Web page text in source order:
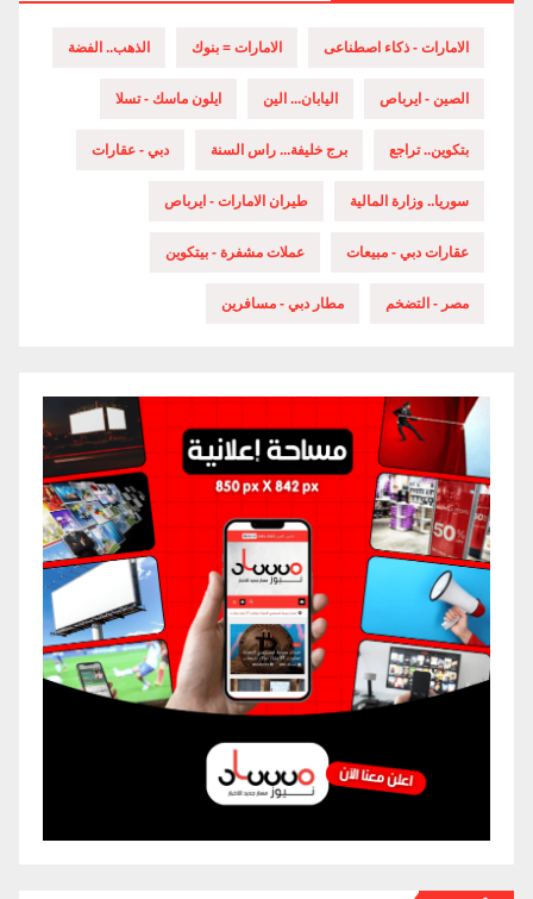
الامارات - ذكاء اصطناعى الامارات = بنوك الذهب.. الفضة
الصين - ايرباص اليابان... الين ايلون ماسك - تسلا
بتكوين.. تراجع برج خليفة... راس السنة دبي - عقارات
سوريا.. وزارة المالية طيران الامارات - ايرباص
عقارات دبي - مبيعات عملات مشفرة - بيتكوين
مصر - التضخم مطار دبي - مسافرين